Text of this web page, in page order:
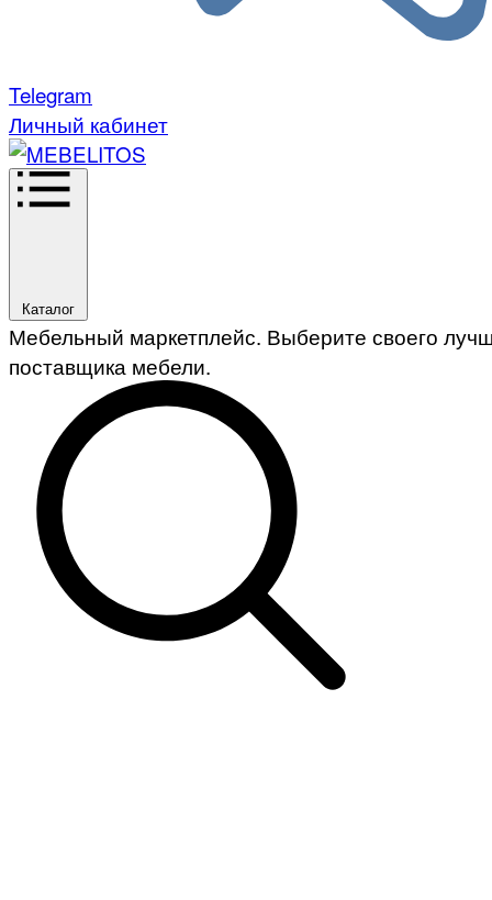
Telegram
Личный кабинет
Каталог
Мебельный маркетплейс. Выберите своего
поставщика мебели.